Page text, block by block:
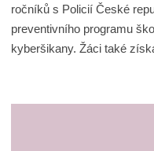
ročníků s Policií České
preventivního programu
kyberšikany. Žáci také